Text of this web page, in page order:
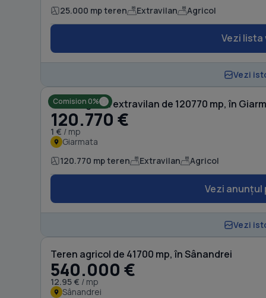
25.000 mp teren Extravilan Agricol
Vezi
Vezi
Comision 0%
Teren agricol extravilan de 120770 mp, în
120.770 €
1 € / mp
Giarmata
120.770 mp teren Extravilan Agricol
Vezi anunțul
Vezi
Teren agricol de 41700 mp, în Sânandrei
540.000 €
12.95 € / mp
Sânandrei